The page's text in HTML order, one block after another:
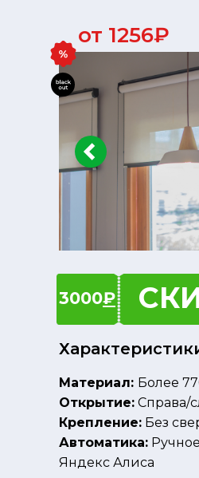
3000₽
Материал: Более
Открытие: Справа/
Крепление: Без
Автоматика:
Яндекс Алиса
от 1256₽